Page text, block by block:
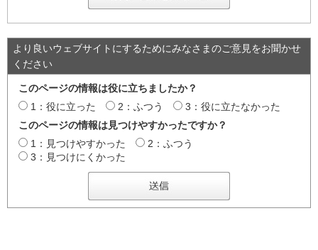
より良いウェブサイトにするためにみなさまのご意見をお聞かせ
ください
このページの情報は役に立ちましたか？
1：役に立った
2：ふつう
3：役に立たなかった
このページの情報は見つけやすかったですか？
1：見つけやすかった
2：ふつう
3：見つけにくかった